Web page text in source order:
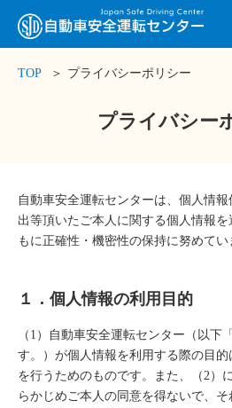
TOP ＞ プライバシーポリシー
プライバシー
自動車安全運転センターは、個人情
出等頂いたご本人に関する個人情報
もに正確性・機密性の保持に努めてい
１．個人情報の利用目的
（1）自動車安全運転センター（以下
す。）が個人情報を利用する際の目
を行うためのものです。また、（2）
らかじめご本人の同意を得ないで、